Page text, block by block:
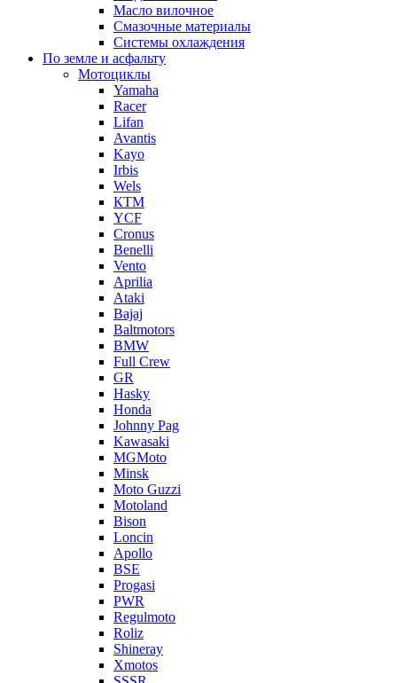
Масло вилочное
Смазочные материалы
Системы охлаждения
По земле и асфальту
Мотоциклы
Yamaha
Racer
Lifan
Avantis
Kayo
Irbis
Wels
КТМ
YCF
Cronus
Benelli
Vento
Aprilia
Ataki
Bajaj
Baltmotors
BMW
Full Crew
GR
Hasky
Honda
Johnny Pag
Kawasaki
MGMoto
Minsk
Moto Guzzi
Motoland
Bison
Loncin
Apollo
BSE
Progasi
PWR
Regulmoto
Roliz
Shineray
Xmotos